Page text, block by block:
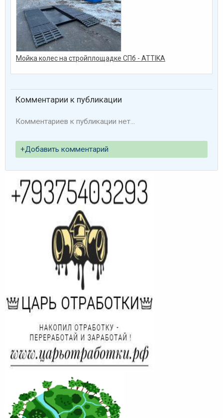
Мойка колес на стройплощадке СПб - ATTIKA
Комментарии к публикации
Комментариев к публикации нет...
Добавить комментарий